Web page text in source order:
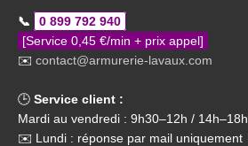
📞
0 899 792 940
[Service 0,45 €/min + prix appel]
✉️ contact@armurerie-lavaux.com
🕒 Service client :
Mardi au vendredi : 9h30–12h / 14h–18h
✉️ Lundi : réponse par mail uniquement